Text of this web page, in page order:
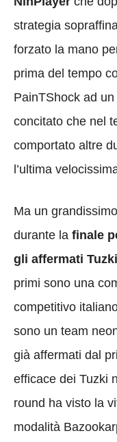
strategia
forzato la mano
prima del tempo
PainTShock ad
concitato che nel
comportato altre
l’ultima
Ma un
durante la finale
gli affermati
primi sono una
competitivo
sono un team
già affermati dal
efficace dei Tuzki
round ha visto la
modalità